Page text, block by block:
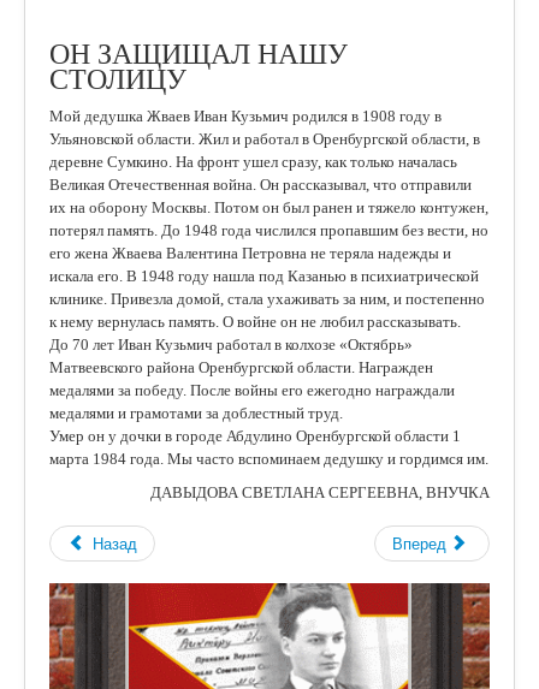
ОН ЗАЩИЩАЛ НАШУ
СТОЛИЦУ
Мой дедушка Жваев Иван Кузьмич родился в 1908 году в
Ульяновской области. Жил и работал в Оренбургской области, в
деревне Сумкино. На фронт ушел сразу, как только началась
Великая Отечественная война. Он рассказывал, что отправили
их на оборону Москвы. Потом он был ранен и тяжело контужен,
потерял память. До 1948 года числился пропавшим без вести, но
его жена Жваева Валентина Петровна не теряла надежды и
искала его. В 1948 году нашла под Казанью в психиатрической
клинике. Привезла домой, стала ухаживать за ним, и постепенно
к нему вернулась память. О войне он не любил рассказывать.
До 70 лет Иван Кузьмич работал в колхозе «Октябрь»
Матвеевского района Оренбургской области. Награжден
медалями за победу. После войны его ежегодно награждали
медалями и грамотами за доблестный труд.
Умер он у дочки в городе Абдулино Оренбургской области 1
марта 1984 года. Мы часто вспоминаем дедушку и гордимся им.
ДАВЫДОВА СВЕТЛАНА СЕРГЕЕВНА, ВНУЧКА
Назад Вперед